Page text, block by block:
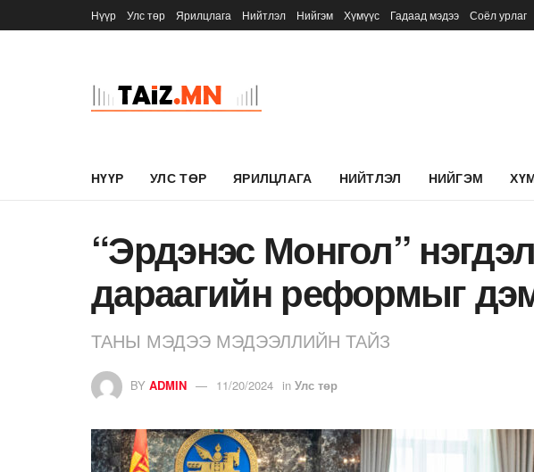
Нүүр Улс төр Ярилцлага Нийтлэл Нийгэм Хүмүүс Гадаад мэдээ Соёл урлаг
НҮҮР УЛС ТӨР ЯРИЛЦЛАГА НИЙТЛЭЛ НИЙГЭМ
“Эрдэнэс Монгол”
дараагийн реформыг
ТАНЫ МЭДЭЭ МЭДЭЭЛЛИЙН ТАЙЗ
BY ADMIN 11/20/2024 in Улс төр